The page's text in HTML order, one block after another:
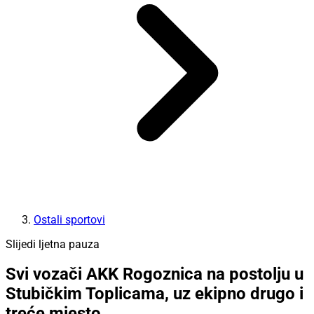
Ostali sportovi
Slijedi ljetna pauza
Svi vozači AKK Rogoznica na postolju u
Stubičkim Toplicama, uz ekipno drugo i